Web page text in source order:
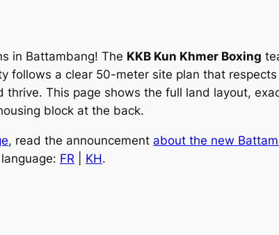
in Battambang! The KKB Kun Khmer Boxing
follows a clear 50-meter site plan that
This page shows the full land layout,
block at the back.
, read the announcement about the new
FR KH.